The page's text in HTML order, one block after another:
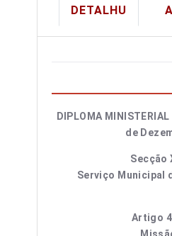
DETALHU
DIPLOMA
de
Secção
Serviço Municipal
Artigo